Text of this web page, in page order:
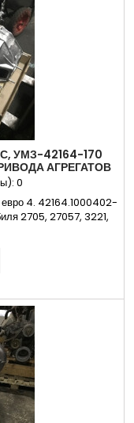
УМЗ-42164-170
АГРЕГАТОВ
0
евро 4. 42164.1000402-
2705, 27057, 3221,
330202, 330208,